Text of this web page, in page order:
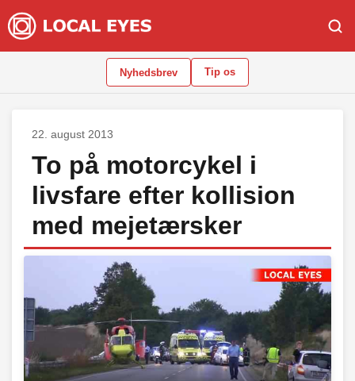
Nyhedsbrev Tip os
22. august 2013
To på motorcykel i
livsfare efter kollision
med mejetærsker